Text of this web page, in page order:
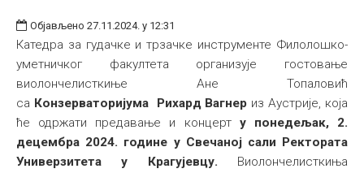
Издаваштво
Библиотека
Студенти
Међународна
Објављено 27.11.2024. у 12:31
Катедра за гудачке и трзачке инструменте Филолошко-
уметничког факултета организује гостовање
виолончелисткиње Ане Топаловић
са Конзерваторијума Рихард Вагнер из Аустрије, која
ће одржати предавање и концерт у понедељак, 2.
децембра 2024. године у Свечаној сали Ректората
Универзитета у Крагујевцу. Виолончелисткиња